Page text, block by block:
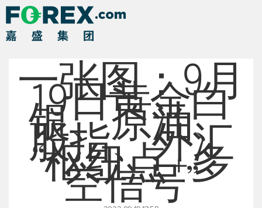
一张图：9月
19日黄金白
银、原油、
股指、外汇
“枢纽点+多
空信号”